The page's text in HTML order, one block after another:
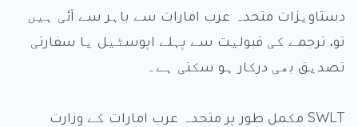
دستاویزات متحدہ عرب امارات سے باہر سے آئی ہیں
تو، ترجمے کی قبولیت سے پہلے اپوسٹیل یا سفارتی
تصدیق بھی درکار ہو سکتی ہے۔
SWLT مکمل طور پر متحدہ عرب امارات کے وزارت